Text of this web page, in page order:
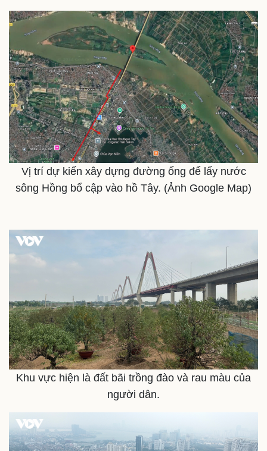
Pháp luật
Vụ án
Tin nóng
Quân sự - Quốc phòng
Vũ khí
Việt Nam
Vị trí dự kiến xây dựng đường ống để lấy nước
sông Hồng bổ cập vào hồ Tây. (Ảnh Google Map)
Khu vực hiện là đất bãi trồng đào và rau màu của
người dân.